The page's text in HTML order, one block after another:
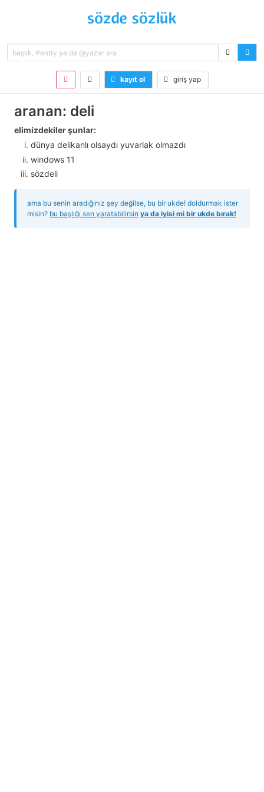
kayıt ol giriş yap
aranan: deli
elimizdekiler şunlar:
dünya delikanlı olsaydı yuvarlak olmazdı
windows 11
sözdeli
ama bu senin aradığınız şey değilse, bu bir ukde! doldurmak ister
misin? bu başlığı sen yaratabilirsin ya da iyisi mi bir ukde bırak!